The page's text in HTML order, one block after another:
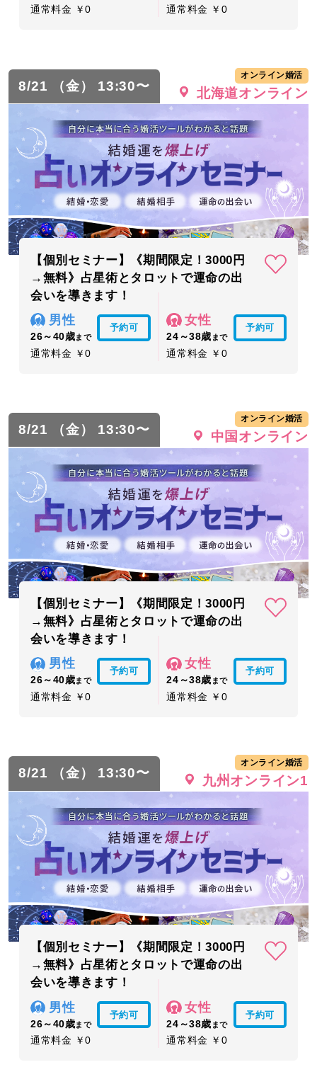
通常料金 ￥0 通常料金 ￥0
8/21 （金） 13:30〜
オンライン婚活
北海道オンライン
【個別セミナー】《期間限定！3000円
→無料》占星術とタロットで運命の出
会いを導きます！
男性
26～40歳まで
予約可
通常料金 ￥0
女性
24～38歳 まで
予約可
通常料金 ￥0
8/21 （金） 13:30〜
オンライン婚活
中国オンライン
【個別セミナー】《期間限定！3000円
→無料》占星術とタロットで運命の出
会いを導きます！
男性
26～40歳まで
予約可
通常料金 ￥0
女性
24～38歳 まで
予約可
通常料金 ￥0
8/21 （金） 13:30〜
オンライン婚活
九州オンライン1
【個別セミナー】《期間限定！3000円
→無料》占星術とタロットで運命の出
会いを導きます！
男性
26～40歳まで
予約可
通常料金 ￥0
女性
24～38歳 まで
予約可
通常料金 ￥0